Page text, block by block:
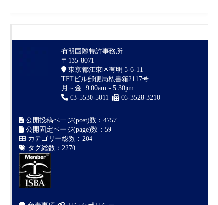
有明国際特許事務所
〒135-8071
東京都江東区有明 3-6-11
TFTビル郵便局私書箱2117号
月～金: 9:00am～5:30pm
03-5530-5011
03-3528-3210
公開投稿ページ(post)数：4757
公開固定ページ(page)数：59
カテゴリー総数：204
タグ総数：2270